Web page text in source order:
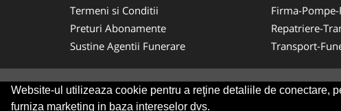
Website-ul utilizeaza cookie pentru a reţine detaliile de conectare,
furniza marketing in baza intereselor dvs.
Termeni si Conditii
Preturi Abonamente
Sustine Agentii Funerare
Firma-
Repatriere-
Transport-
© 2014-2026 Powered byVilonMedia& Tokaido Consult